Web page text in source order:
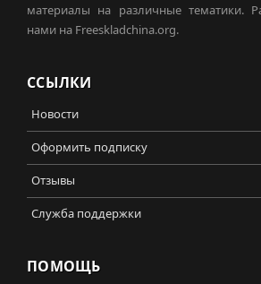
материалы на различные тематики.
нами на Freeskladchina.org.
ССЫЛКИ
Новости
Оформить подписку
Отзывы
Служба поддержки
ПОМОЩЬ